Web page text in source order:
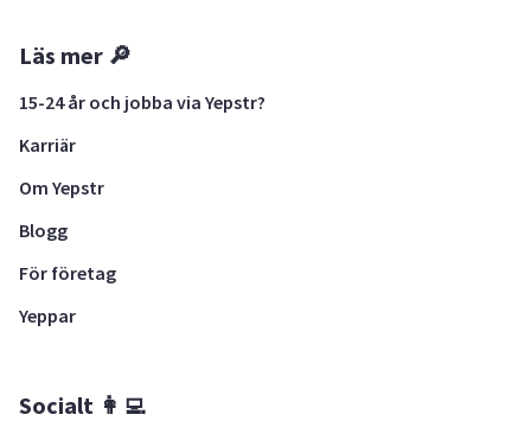
Läs mer 🔎
15-24 år och jobba via Yepstr?
Karriär
Om Yepstr
Blogg
För företag
Yeppar
Socialt 👩‍💻